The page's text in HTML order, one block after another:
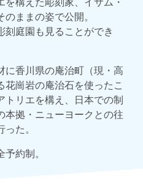
ままの姿で公開。
刻庭園も見ることができ
に香川県の庵治町（現・高
崗岩の庵治石を使ったこ
トリエを構え、日本での制
本拠・ニューヨークとの往
た。
約制。